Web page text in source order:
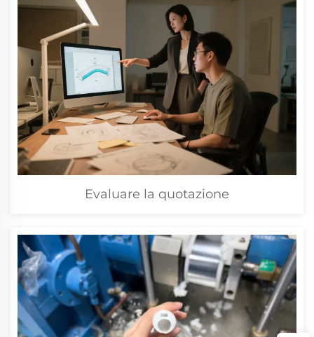
Evaluare la quotazione